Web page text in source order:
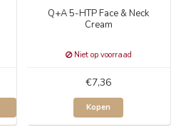
Q+A 5-HTP Face & Neck
Cream
Niet op voorraad
€7,36
Kopen